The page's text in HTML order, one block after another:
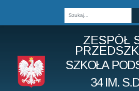
ZESPÓŁ
SZKOŁA
34 IM.